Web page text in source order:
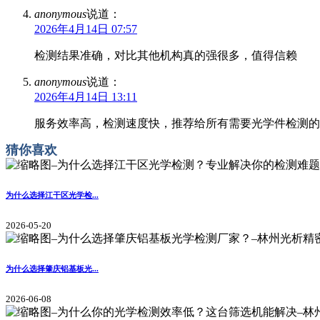
anonymous说道：
2026年4月14日 07:57
检测结果准确，对比其他机构真的强很多，值得信赖
anonymous说道：
2026年4月14日 13:11
服务效率高，检测速度快，推荐给所有需要光学件检测
猜你喜欢
为什么选择江干区光学检...
2026-05-20
为什么选择肇庆铝基板光...
2026-06-08